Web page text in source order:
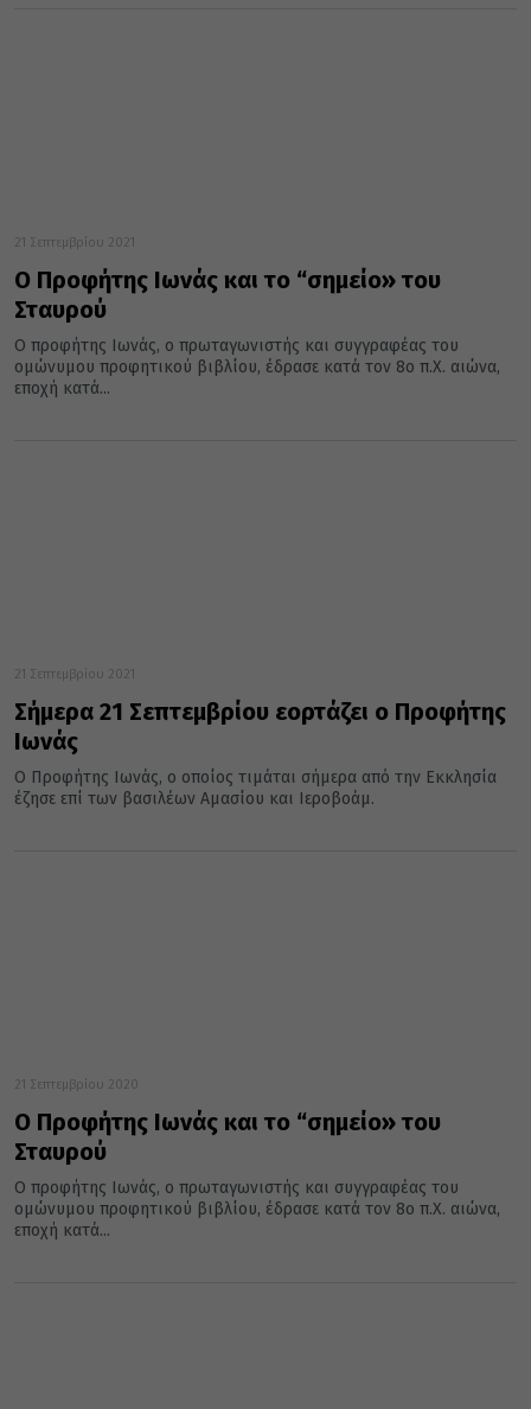
21 Σεπτεμβρίου 2021
Ο Προφήτης Ιωνάς και το “σημείο» του
Σταυρού
Ο προφήτης Ιωνάς, ο πρωταγωνιστής και συγγραφέας του
ομώνυμου προφητικού βιβλίου, έδρασε κατά τον 8ο π.Χ. αιώνα,
εποχή κατά...
21 Σεπτεμβρίου 2021
Σήμερα 21 Σεπτεμβρίου εορτάζει ο Προφήτης
Ιωνάς
Ο Προφήτης Ιωνάς, ο οποίος τιμάται σήμερα από την Εκκλησία
έζησε επί των βασιλέων Αμασίου και Ιεροβοάμ.
21 Σεπτεμβρίου 2020
Ο Προφήτης Ιωνάς και το “σημείο» του
Σταυρού
Ο προφήτης Ιωνάς, ο πρωταγωνιστής και συγγραφέας του
ομώνυμου προφητικού βιβλίου, έδρασε κατά τον 8ο π.Χ. αιώνα,
εποχή κατά...